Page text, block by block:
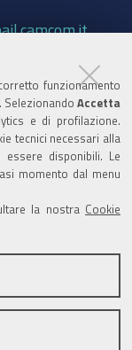
funzionamento
Selezionando Accetta
e di profilazione.
tecnici necessari alla
disponibili. Le
momento dal menu
la nostra Cookie